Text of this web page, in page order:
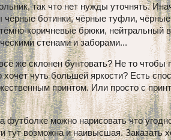
так что нет нужды уточнять.
ботинки, чёрные туфли,
коричневые брюки, нейтральный
стенами и заборами...
же склонен бунтовать? Не то чтобы
хочет чуть большей яркости? Есть
принтом. Или просто с
футболке можно нарисовать что
тут возможна и наивысшая. Заказать